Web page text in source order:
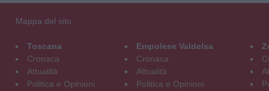
Mappa del sito
Toscana
Cronaca
Attualità
Politica e Opinioni
Empolese Valdelsa
Cronaca
Attualità
Politica e Opinioni